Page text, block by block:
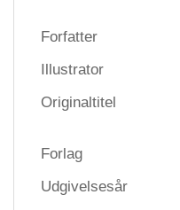
Forfatter
Illustrator
Originaltitel
Forlag
Udgivelsesår